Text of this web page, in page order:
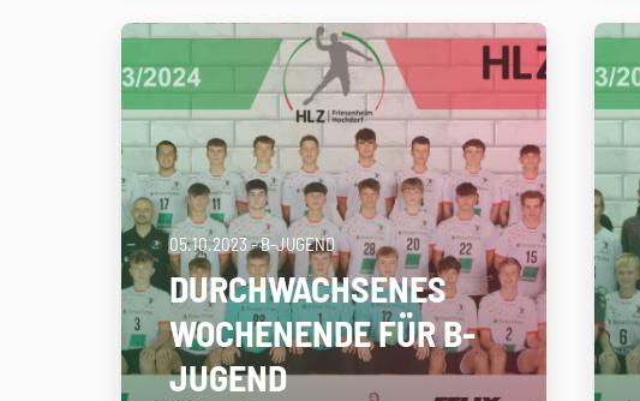
05.10.2023- B-JUGEND
DURCHWACHSENES
WOCHENENDE FÜR B-
JUGEND